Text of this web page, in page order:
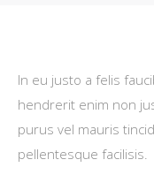
In eu justo a felis
hendrerit enim non
purus vel mauris
pellentesque facilisis.